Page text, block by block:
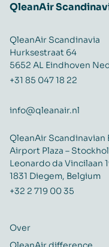
QleanAir
QleanAir Scandinavia
Hurksestraat 64
5652 AL Eindhoven
+31 85 047 18 22
info@qleanair.nl
QleanAir Scandinavian
Airport Plaza –
Leonardo da Vincilaan
1831 Diegem, Belgium
+32 2 719 00 35
Over